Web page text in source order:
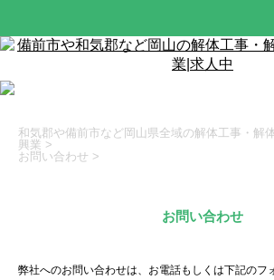
和気郡や備前市など岡山県全域の解体工事・解
興業 >
お問い合わせ >
お問い合わせ
弊社へのお問い合わせは、お電話もしくは下記のフ